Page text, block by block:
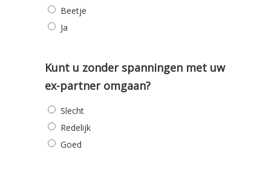
Beetje
Ja
Kunt u zonder spanningen met uw
ex-partner omgaan?
Slecht
Redelijk
Goed